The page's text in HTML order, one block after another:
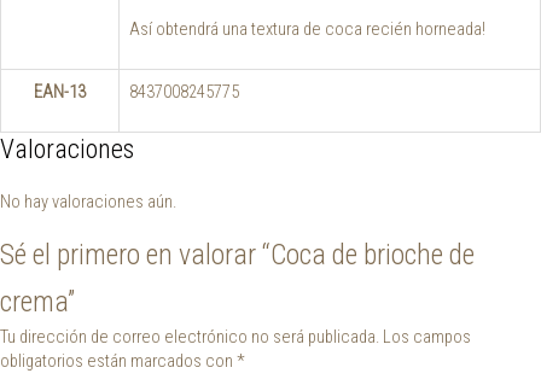
Así obtendrá una textura de coca recién horneada!
EAN-13 8437008245775
Valoraciones
No hay valoraciones aún.
Sé el primero en valorar “Coca de brioche de
crema”
Tu dirección de correo electrónico no será publicada. Los campos
obligatorios están marcados con *